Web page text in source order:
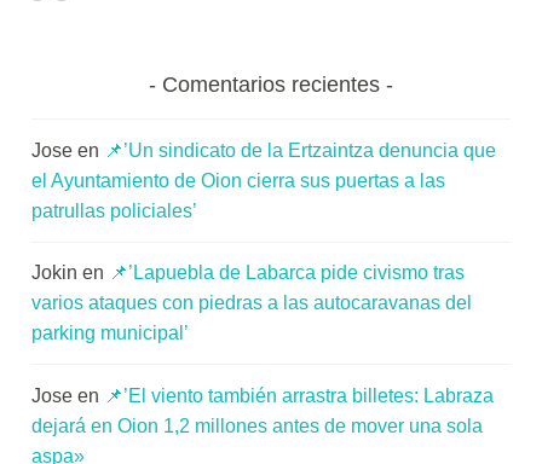
Comentarios recientes
Jose en 📌’Un sindicato de la Ertzaintza denuncia que
el Ayuntamiento de Oion cierra sus puertas a las
patrullas policiales’
Jokin en 📌’Lapuebla de Labarca pide civismo tras
varios ataques con piedras a las autocaravanas del
parking municipal’
Jose en 📌’El viento también arrastra billetes: Labraza
dejará en Oion 1,2 millones antes de mover una sola
aspa»